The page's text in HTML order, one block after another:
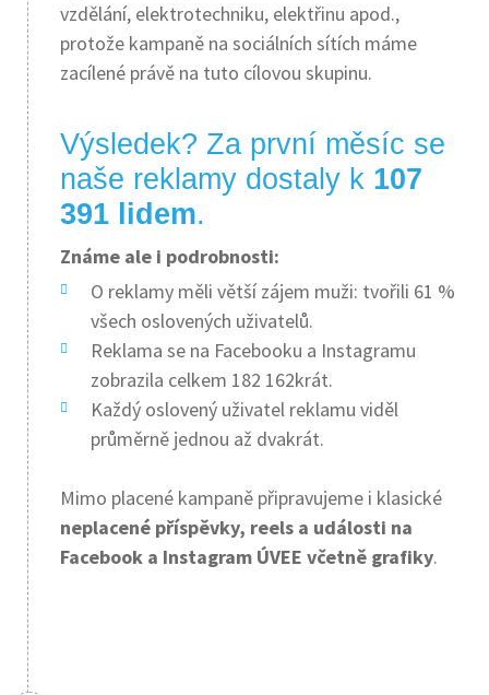
vzdělání, elektrotechniku, elektřinu apod.,
protože kampaně na sociálních sítích máme
zacílené právě na tuto cílovou skupinu.
Výsledek? Za první měsíc se
naše reklamy dostaly k 107
391 lidem.
Známe ale i podrobnosti:
O reklamy měli větší zájem muži: tvořili 61 %
všech oslovených uživatelů.
Reklama se na Facebooku a Instagramu
zobrazila celkem 182 162krát.
Každý oslovený uživatel reklamu viděl
průměrně jednou až dvakrát.
Mimo placené kampaně připravujeme i klasické
neplacené příspěvky, reels a události na
Facebook a Instagram ÚVEE včetně grafiky.